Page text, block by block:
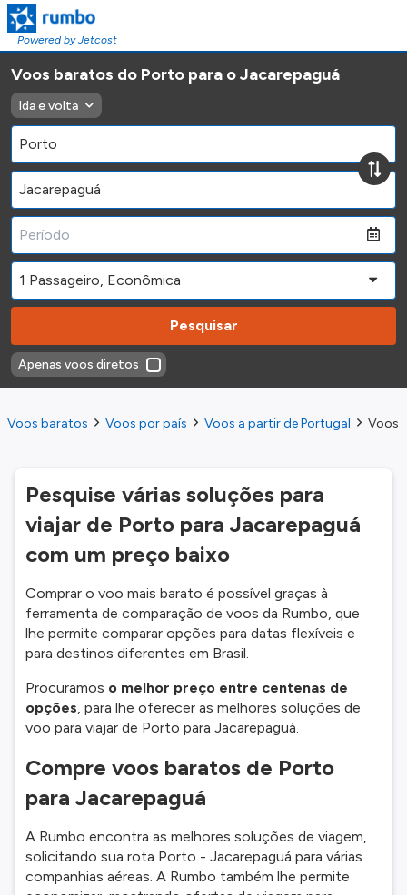
Powered by Jetcost
Voos baratos do Porto para o Jacarepaguá
Ida e volta
Pesquisar
Apenas voos diretos
Voos baratos Voos por país Voos a partir de Portugal Voos
Pesquise várias soluções para
viajar de Porto para Jacarepaguá
com um preço baixo
Comprar o voo mais barato é possível graças à
ferramenta de comparação de voos da Rumbo, que
lhe permite comparar opções para datas flexíveis e
para destinos diferentes em Brasil.
Procuramos o melhor preço entre centenas de
opções, para lhe oferecer as melhores soluções de
voo para viajar de Porto para Jacarepaguá.
Compre voos baratos de Porto
para Jacarepaguá
A Rumbo encontra as melhores soluções de viagem,
solicitando sua rota Porto - Jacarepaguá para várias
companhias aéreas. A Rumbo também lhe permite